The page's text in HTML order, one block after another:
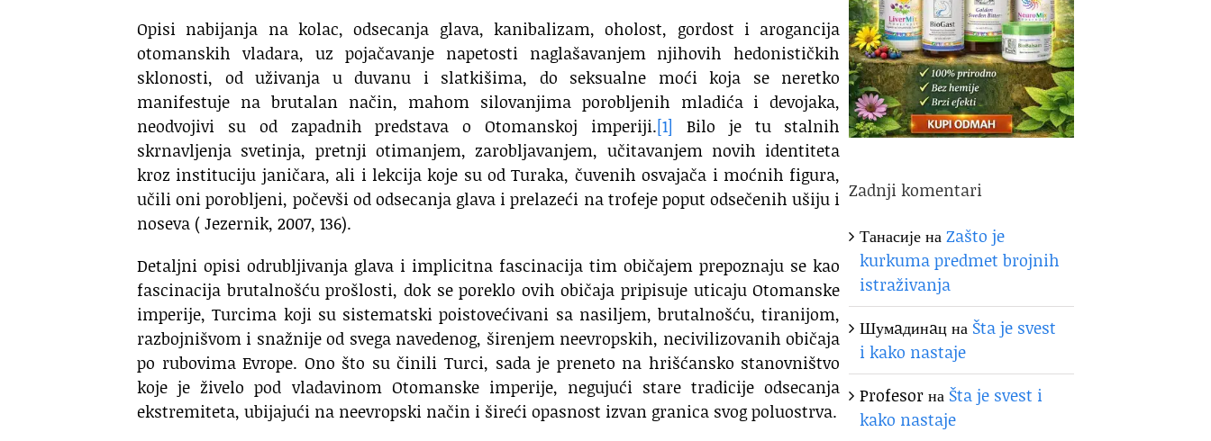
Opisi nabijanja na kolac, odsecanja glava, kanibalizam, oholost, gordost i arogancija
otomanskih vladara, uz pojačavanje napetosti naglašavanjem njihovih hedonističkih
sklonosti, od uživanja u duvanu i slatkišima, do seksualne moći koja se neretko
manifestuje na brutalan način, mahom silovanjima porobljenih mladića i devojaka,
neodvojivi su od zapadnih predstava o Otomanskoj imperiji.[1] Bilo je tu stalnih
skrnavljenja svetinja, pretnji otimanjem, zarobljavanjem, učitavanjem novih identiteta
kroz instituciju janičara, ali i lekcija koje su od Turaka, čuvenih osvajača i moćnih figura,
učili oni porobljeni, počevši od odsecanja glava i prelazeći na trofeje poput odsečenih ušiju i
noseva ( Jezernik, 2007, 136).
Detaljni opisi odrubljivanja glava i implicitna fascinacija tim običajem prepoznaju se kao
fascinacija brutalnošću prošlosti, dok se poreklo ovih običaja pripisuje uticaju Otomanske
imperije, Turcima koji su sistematski poistovećivani sa nasiljem, brutalnošću, tiranijom,
razbojnišvom i snažnije od svega navedenog, širenjem neevropskih, necivilizovanih običaja
po rubovima Evrope. Ono što su činili Turci, sada je preneto na hrišćansko stanovništvo
koje je živelo pod vladavinom Otomanske imperije, negujući stare tradicije odsecanja
ekstremiteta, ubijajući na neevropski način i šireći opasnost izvan granica svog poluostrva.
Zadnji komentari
ТанасијенаZašto je
kurkuma predmet brojnih
istraživanja
Шумaдинaцна Šta je svest
i kako nastaje
Profesorна Šta je svest i
kako nastaje